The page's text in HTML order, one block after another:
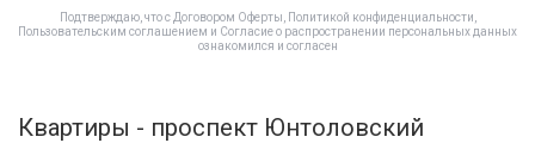
Подтверждаю, что с Договором Оферты Политикой конфиденциальности
Пользовательским соглашением и Согласие о распространении персональных данных
ознакомился и согласен
Квартиры - проспект Юнтоловский